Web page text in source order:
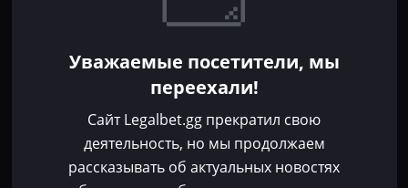
CS 2
Фрибеты
Без депозита
Уважаемые посетители, мы
переехали!
Сайт Legalbet.gg прекратил свою
деятельность, но мы продолжаем
рассказывать об актуальных новостях